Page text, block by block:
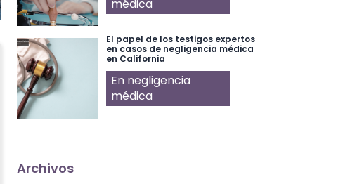
médica
El papel de los testigos expertos
en casos de negligencia médica
en California
En negligencia
médica
Archivos